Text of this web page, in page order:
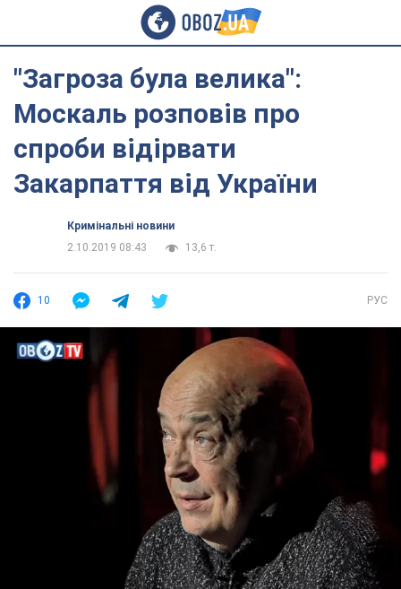
"Загроза була велика":
Москаль розповів про
спроби відірвати
Закарпаття від України
Кримінальні новини
2.10.2019 08:43
13,6 т.
10 РУС